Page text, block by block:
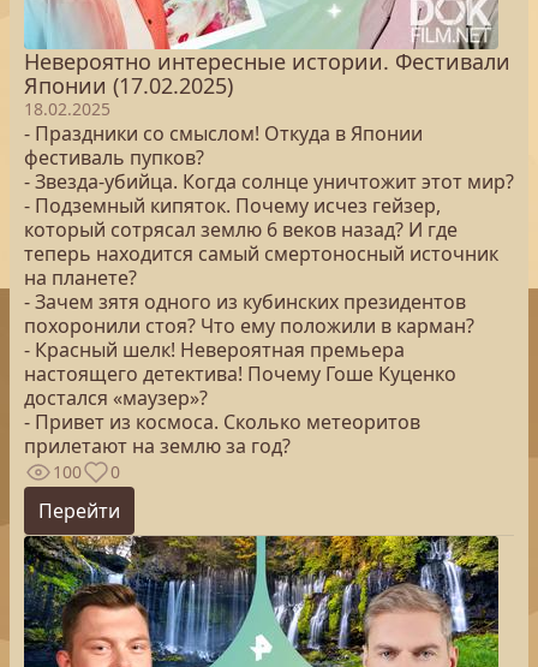
Невероятно интересные истории. Фестивали
Японии (17.02.2025)
18.02.2025
- Праздники со смыслом! Откуда в Японии
фестиваль пупков?
- Звезда-убийца. Когда солнце уничтожит этот мир?
- Подземный кипяток. Почему исчез гейзер,
который сотрясал землю 6 веков назад? И где
теперь находится самый смертоносный источник
на планете?
- Зачем зятя одного из кубинских президентов
похоронили стоя? Что ему положили в карман?
- Красный шелк! Невероятная премьера
настоящего детектива! Почему Гоше Куценко
достался «маузер»?
- Привет из космоса. Сколько метеоритов
прилетают на землю за год?
100 0
Перейти